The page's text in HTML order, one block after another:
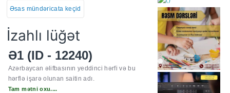
Əsas mündəricata keçid
İzahlı lüğət
Ə1 (ID - 12240)
Azərbaycan əlifbasının yeddinci hərfi və bu
hərflə işarə olunan saitin adı.
Tam mətni oxu....
https://wa.me/